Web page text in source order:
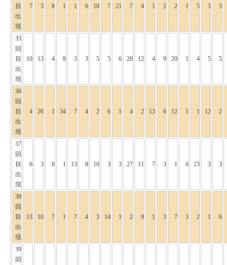
目
出
現
7 3 8 1 1 6 10 7 21 7 4 1 2 2 1 5 3 3
35
回
目
出
現
10 13 4 8 3 3 5 5 6 20 12 4 9 20 1 4 5 5
36
回
目
出
現
4 26 1 34 7 4 2 6 1 4 2 13 6 12 1 1 12 2
37
回
目
出
現
6 3 8 1 13 8 10 3 3 27 11 7 3 1 6 23 3 3
38
回
目
出
現
13 10 7 1 7 4 3 14 1 2 9 1 3 7 3 2 1 6
39
回